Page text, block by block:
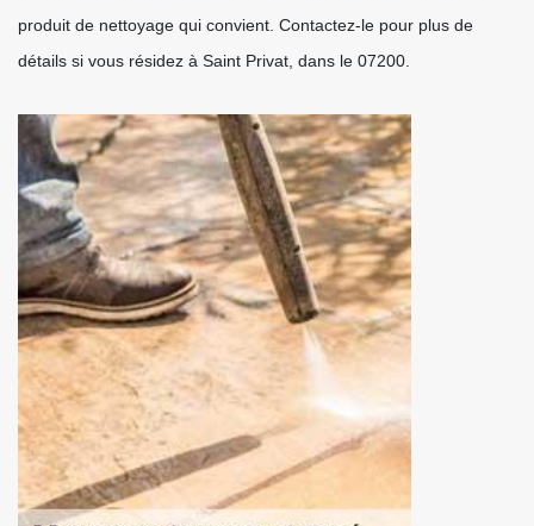
produit de nettoyage qui convient. Contactez-le pour plus de
détails si vous résidez à Saint Privat, dans le 07200.